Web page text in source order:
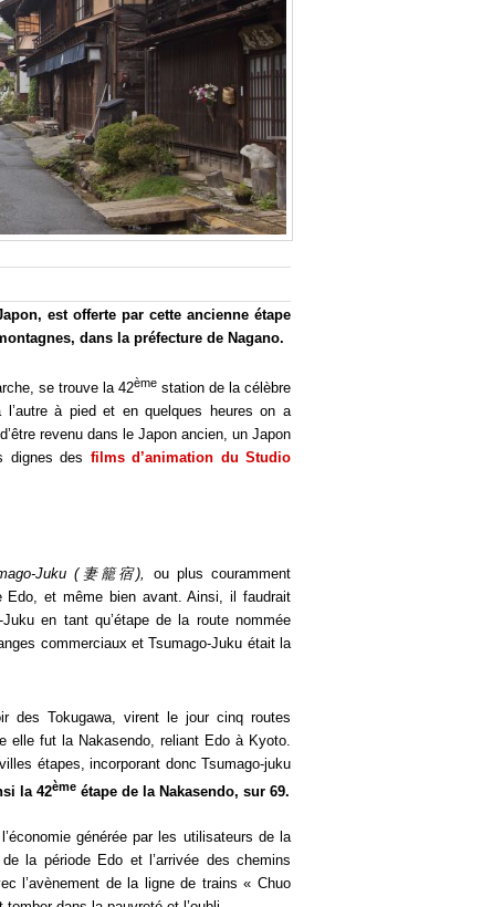
est offerte par cette ancienne étape
dans la préfecture de Nagano.
se trouve la 42èmestation de la célèbre
à pied et en quelques heures on a
revenu dans le Japon ancien, un Japon
dignes des films d’animation du Studio
Juku (妻籠宿),
ou plus couramment
Edo, et même bien avant. Ainsi, il faudrait
en tant qu’étape de la route nommée
commerciaux et Tsumago-Juku était la
des Tokugawa, virent le jour cinq routes
elle fut la Nakasendo, reliant Edo à Kyoto.
étapes, incorporant donc Tsumago-juku
la 42ème étape de la Nakasendo, sur 69.
générée par les utilisateurs de la
la période Edo et l’arrivée des chemins
l’avènement de la ligne de trains « Chuo